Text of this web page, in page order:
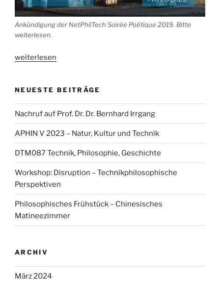
Ankündigung der NetPhilTech Soirée Poétique 2019. Bitte
weiterlesen.
„Soiree
Ferdinand
Vicončaij“
weiterlesen
NEUESTE BEITRÄGE
Nachruf auf Prof. Dr. Dr. Bernhard Irrgang
APHIN V 2023 – Natur, Kultur und Technik
DTM087 Technik, Philosophie, Geschichte
Workshop: Disruption – Technikphilosophische
Perspektiven
Philosophisches Frühstück – Chinesisches
Matineezimmer
ARCHIV
März 2024